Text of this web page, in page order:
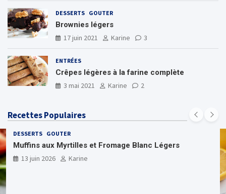
DESSERTS GOUTER
Brownies légers
17 juin 2021
Karine 3
ENTRÉES
Crêpes légères à la farine complète
3 mai 2021
Karine 2
Recettes Populaires
DESSERTS GOUTER
Muffins aux Myrtilles et Fromage Blanc Légers
13 juin 2026
Karine